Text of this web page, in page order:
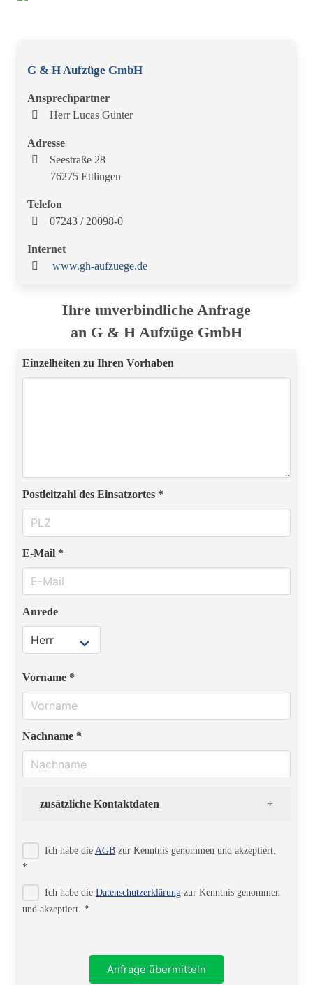
G & H Aufzüge GmbH
Ansprechpartner
Herr Lucas Günter
Adresse
Seestraße 28
76275 Ettlingen
Telefon
07243 / 20098-0
Internet
www.gh-aufzuege.de
Ihre unverbindliche Anfrage
an G & H Aufzüge GmbH
Einzelheiten zu Ihren Vorhaben
Postleitzahl des Einsatzortes *
E-Mail *
Anrede
Vorname *
Nachname *
zusätzliche Kontaktdaten
Ich habe die AGB zur Kenntnis genommen und akzeptiert.
*
Ich habe die Datenschutzerklärung zur Kenntnis genommen
und akzeptiert. *
Anfrage übermitteln